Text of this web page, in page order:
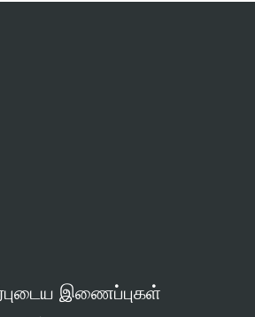
இணைப்புகள்